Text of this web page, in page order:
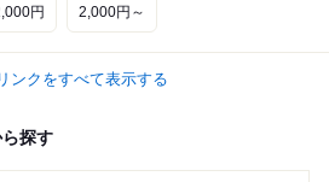
円 2,000円～
ンクをすべて表示する
探す